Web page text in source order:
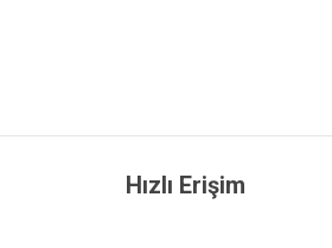
Hızlı Erişim